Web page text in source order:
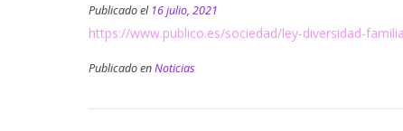
Publicado el 16 julio, 2021
https://www.publico.es/sociedad/ley-diversidad-
Publicado enNoticias